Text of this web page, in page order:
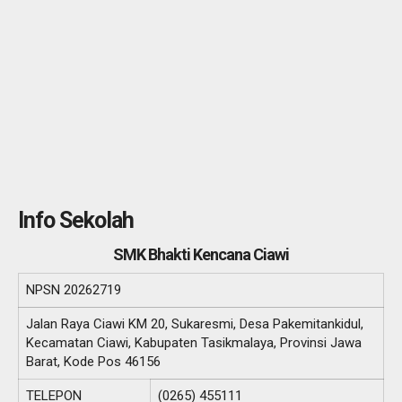
Info Sekolah
SMK Bhakti Kencana Ciawi
NPSN 20262719
Jalan Raya Ciawi KM 20, Sukaresmi, Desa Pakemitankidul,
Kecamatan Ciawi, Kabupaten Tasikmalaya, Provinsi Jawa
Barat, Kode Pos 46156
TELEPON (0265) 455111